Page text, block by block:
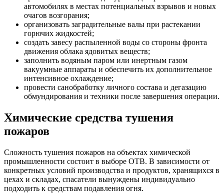
автомобилях в местах потенциальных взрывов и новых
очагов возгорания;
организовать заградительные валы при растекании
горючих жидкостей;
создать завесу распыленной воды со стороны фронта
движения облака ядовитых веществ;
заполнить водяным паром или инертным газом
вакуумные аппараты и обеспечить их дополнительное
интенсивное охлаждение;
провести санобработку личного состава и дегазацию
обмундирования и техники после завершения операции.
Химические средства тушения
пожаров
Сложность тушения пожаров на объектах химической
промышленности состоит в выборе ОТВ. В зависимости от
конкретных условий производства и продуктов, хранящихся в
цехах и складах, спасатели вынуждены индивидуально
подходить к средствам подавления огня.